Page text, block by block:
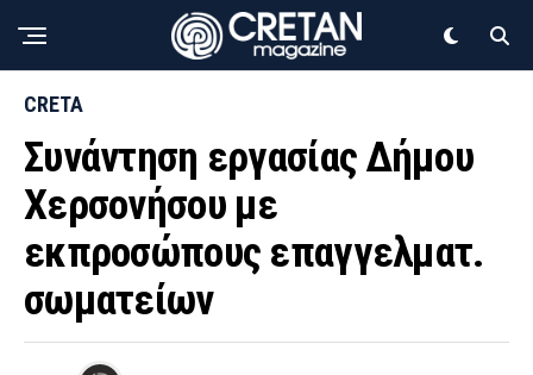
CRETA
Συνάντηση εργασίας Δήμου
Χερσονήσου με
εκπροσώπους επαγγελματ.
σωματείων